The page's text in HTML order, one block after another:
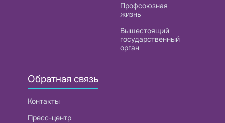
Профсоюзная
жизнь
Вышестоящий
государственный
орган
Обратная связь
Контакты
Пресс-центр